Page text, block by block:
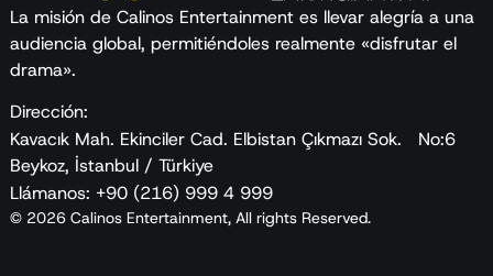
La misión de Calinos Entertainment es llevar alegría a una
audiencia global, permitiéndoles realmente «disfrutar el
drama».
Dirección:
Kavacık Mah. Ekinciler Cad. Elbistan Çıkmazı Sok. No:6
Beykoz, İstanbul / Türkiye
Llámanos: +90 (216) 999 4 999
© 2026 Calinos Entertainment, All rights Reserved.